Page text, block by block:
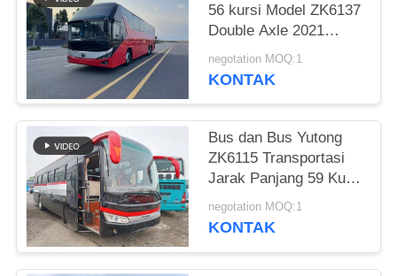
56 kursi Model ZK6137
Double Axle 2021
Tahun Airbag
Suspension
negotation MOQ:1
KONTAK
Bus dan Bus Yutong
ZK6115 Transportasi
Jarak Panjang 59 Kursi
2016 Tahun Layout
Diesel LHD
negotation MOQ:1
KONTAK